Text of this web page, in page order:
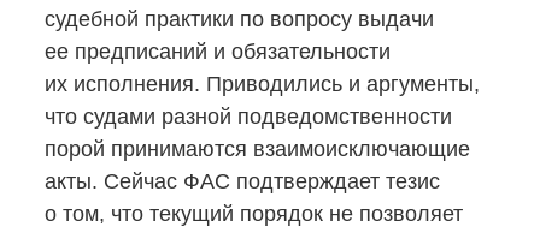
судебной практики по вопросу выдачи
ее предписаний и обязательности
их исполнения. Приводились и аргументы,
что судами разной подведомственности
порой принимаются взаимоисключающие
акты. Сейчас ФАС подтверждает тезис
о том, что текущий порядок не позволяет